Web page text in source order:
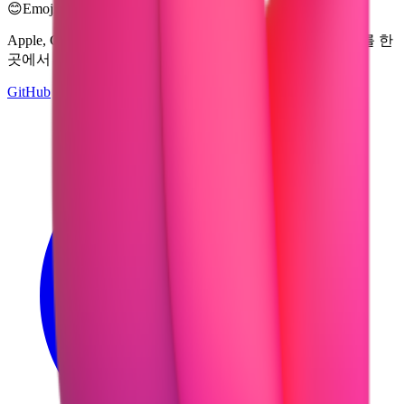
😊Emoji Directory
Apple, Google, Microsoft 등 여러 디자인 시스템의 이모지를 한
곳에서 탐색하고 다운로드하세요.
GitHub